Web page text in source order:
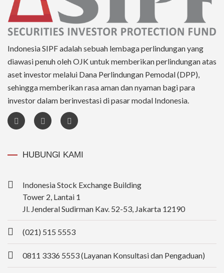
Indonesia SIPF adalah sebuah lembaga perlindungan yang
diawasi penuh oleh OJK untuk memberikan perlindungan atas
aset investor melalui Dana Perlindungan Pemodal (DPP),
sehingga memberikan rasa aman dan nyaman bagi para
investor dalam berinvestasi di pasar modal Indonesia.
HUBUNGI KAMI
Indonesia Stock Exchange Building
Tower 2, Lantai 1
Jl. Jenderal Sudirman Kav. 52-53, Jakarta 12190
(021) 515 5553
0811 3336 5553 (Layanan Konsultasi dan Pengaduan)